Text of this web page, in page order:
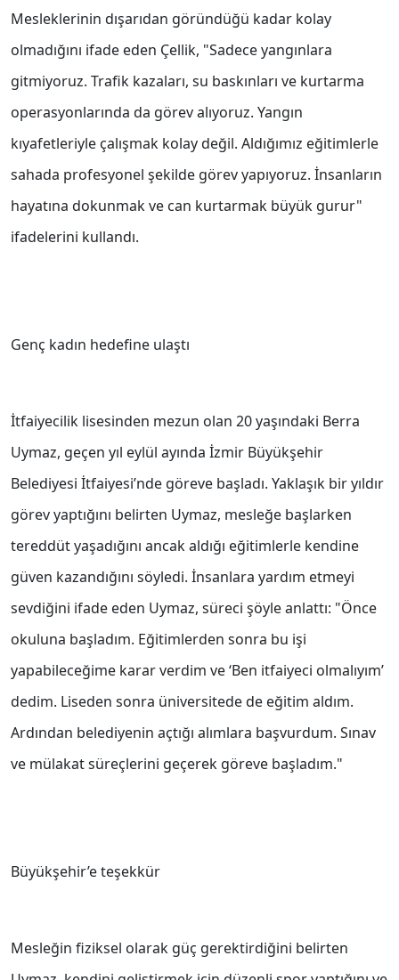
Mesleklerinin dışarıdan göründüğü kadar kolay
olmadığını ifade eden Çellik, "Sadece yangınlara
gitmiyoruz. Trafik kazaları, su baskınları ve kurtarma
operasyonlarında da görev alıyoruz. Yangın
kıyafetleriyle çalışmak kolay değil. Aldığımız eğitimlerle
sahada profesyonel şekilde görev yapıyoruz. İnsanların
hayatına dokunmak ve can kurtarmak büyük gurur"
ifadelerini kullandı.
Genç kadın hedefine ulaştı
İtfaiyecilik lisesinden mezun olan 20 yaşındaki Berra
Uymaz, geçen yıl eylül ayında İzmir Büyükşehir
Belediyesi İtfaiyesi’nde göreve başladı. Yaklaşık bir yıldır
görev yaptığını belirten Uymaz, mesleğe başlarken
tereddüt yaşadığını ancak aldığı eğitimlerle kendine
güven kazandığını söyledi. İnsanlara yardım etmeyi
sevdiğini ifade eden Uymaz, süreci şöyle anlattı: "Önce
okuluna başladım. Eğitimlerden sonra bu işi
yapabileceğime karar verdim ve ‘Ben itfaiyeci olmalıyım’
dedim. Liseden sonra üniversitede de eğitim aldım.
Ardından belediyenin açtığı alımlara başvurdum. Sınav
ve mülakat süreçlerini geçerek göreve başladım."
Büyükşehir’e teşekkür
Mesleğin fiziksel olarak güç gerektirdiğini belirten